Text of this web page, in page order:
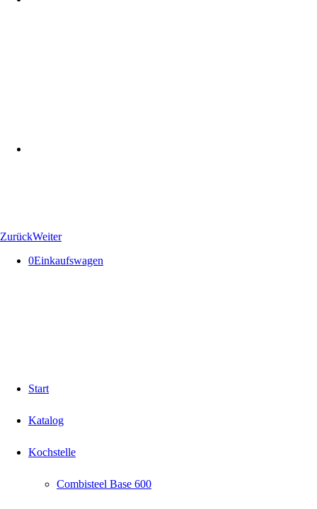
ZurückWeiter
0Einkaufswagen
Start
Katalog
Kochstelle
Combisteel Base 600